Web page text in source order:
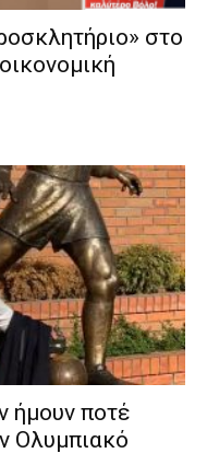
στο
ήμουν ποτέ
Ολυμπιακό